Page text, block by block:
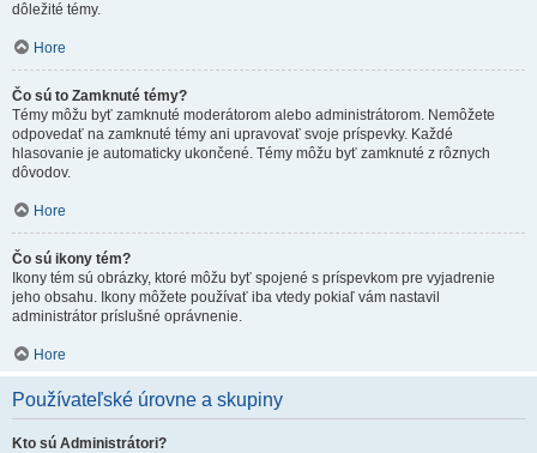
dôležité témy.
Hore
Čo sú to Zamknuté témy?
Témy môžu byť zamknuté moderátorom alebo administrátorom. Nemôžete
odpovedať na zamknuté témy ani upravovať svoje príspevky. Každé
hlasovanie je automaticky ukončené. Témy môžu byť zamknuté z rôznych
dôvodov.
Hore
Čo sú ikony tém?
Ikony tém sú obrázky, ktoré môžu byť spojené s príspevkom pre vyjadrenie
jeho obsahu. Ikony môžete používať iba vtedy pokiaľ vám nastavil
administrátor príslušné oprávnenie.
Hore
Používateľské úrovne a skupiny
Kto sú Administrátori?